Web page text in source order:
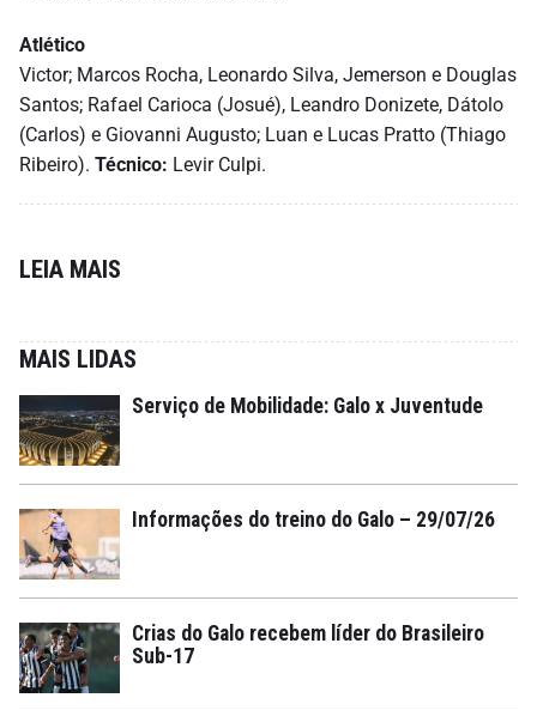
Atlético
Victor; Marcos Rocha, Leonardo Silva, Jemerson e Douglas
Santos; Rafael Carioca (Josué), Leandro Donizete, Dátolo
(Carlos) e Giovanni Augusto; Luan e Lucas Pratto (Thiago
Ribeiro). Técnico: Levir Culpi.
LEIA MAIS
MAIS LIDAS
Serviço de Mobilidade: Galo x Juventude
Informações do treino do Galo – 29/07/26
Crias do Galo recebem líder do Brasileiro
Sub-17